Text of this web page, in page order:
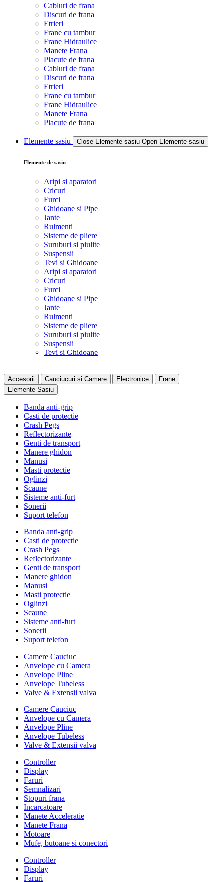
Cabluri de frana
Discuri de frana
Etrieri
Frane cu tambur
Frane Hidraulice
Manete Frana
Placute de frana
Cabluri de frana
Discuri de frana
Etrieri
Frane cu tambur
Frane Hidraulice
Manete Frana
Placute de frana
Elemente sasiu Close Elemente sasiu Open Elemente sasiu
Elemente de sasiu
Aripi si aparatori
Cricuri
Furci
Ghidoane si Pipe
Jante
Rulmenti
Sisteme de pliere
Suruburi si piulite
Suspensii
Tevi si Ghidoane
Aripi si aparatori
Cricuri
Furci
Ghidoane si Pipe
Jante
Rulmenti
Sisteme de pliere
Suruburi si piulite
Suspensii
Tevi si Ghidoane
Accesorii Cauciucuri si Camere Electronice
Frane
Elemente Sasiu
Banda anti-grip
Casti de protectie
Crash Pegs
Reflectorizante
Genti de transport
Manere ghidon
Manusi
Masti protectie
Oglinzi
Scaune
Sisteme anti-furt
Sonerii
Suport telefon
Banda anti-grip
Casti de protectie
Crash Pegs
Reflectorizante
Genti de transport
Manere ghidon
Manusi
Masti protectie
Oglinzi
Scaune
Sisteme anti-furt
Sonerii
Suport telefon
Camere Cauciuc
Anvelope cu Camera
Anvelope Pline
Anvelope Tubeless
Valve & Extensii valva
Camere Cauciuc
Anvelope cu Camera
Anvelope Pline
Anvelope Tubeless
Valve & Extensii valva
Controller
Display
Faruri
Semnalizari
Stopuri frana
Incarcatoare
Manete Acceleratie
Manete Frana
Motoare
Mufe, butoane si conectori
Controller
Display
Faruri